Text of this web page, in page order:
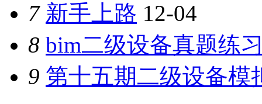
7 新手上路 12-04
8 bim二级设备真题练
9 第十五期二级设备模